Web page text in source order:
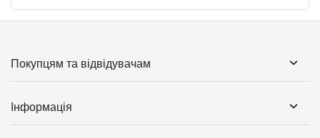
Покупцям та відвідувачам
Інформація